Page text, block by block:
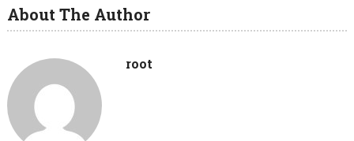
About The Author
root